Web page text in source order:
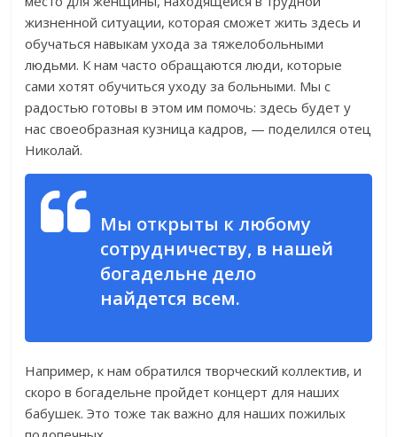
жизненной ситуации, которая сможет жить здесь и
обучаться навыкам ухода за тяжелобольными
людьми. К нам часто обращаются люди, которые
сами хотят обучиться уходу за больными. Мы с
радостью готовы в этом им помочь: здесь будет у
нас своеобразная кузница кадров, — поделился отец
Николай.
Мы открыты к любому
сотрудничеству, в нашей
богадельне дело
найдется всем.
Например, к нам обратился творческий коллектив, и
скоро в богадельне пройдет концерт для наших
бабушек. Это тоже так важно для наших пожилых